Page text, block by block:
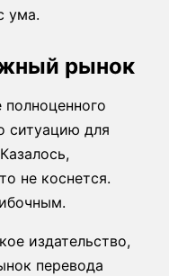
ума.
рынок
полноценного
ситуацию для
не коснется.
издательство,
перевода